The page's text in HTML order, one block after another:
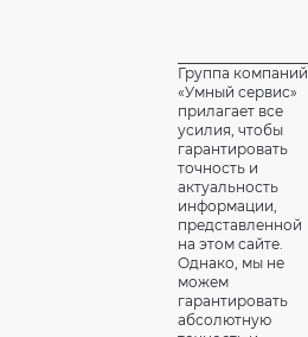
Группа компаний
«Умный сервис»
прилагает все
усилия, чтобы
гарантировать
точность и
актуальность
информации,
представленной
на этом сайте.
Однако, мы не
можем
гарантировать
абсолютную